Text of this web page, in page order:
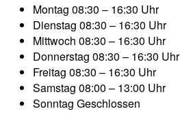
Montag 08:30 – 16:30 Uhr
Dienstag 08:30 – 16:30 Uhr
Mittwoch 08:30 – 16:30 Uhr
Donnerstag 08:30 – 16:30 Uhr
Freitag 08:30 – 16:30 Uhr
Samstag 08:00 – 13:00 Uhr
Sonntag Geschlossen